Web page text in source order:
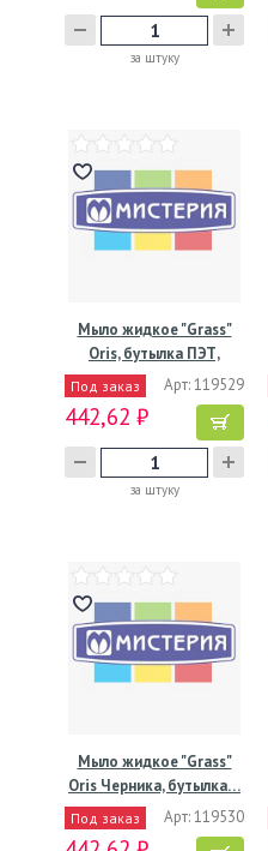
за штуку
Мыло жидкое "Grass"
Oris, бутылка ПЭТ,
5000…
Под заказ Арт: 119529
442,62 ₽
за штуку
Мыло жидкое "Grass"
Oris Черника, бутылка…
Под заказ Арт: 119530